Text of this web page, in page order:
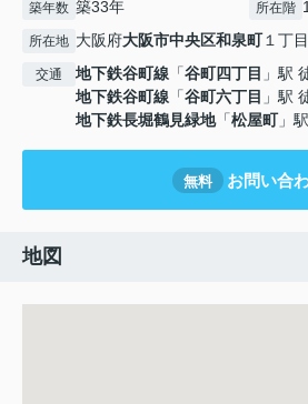
築年数 築33年 所在階
所在地 大阪府大阪市中央区和泉町１丁
交通 地下鉄谷町線 「谷町四丁目 」駅
地下鉄谷町線 「谷町六丁目 」駅
地下鉄長堀鶴見緑地「松屋町」
無料 お問い合
地図